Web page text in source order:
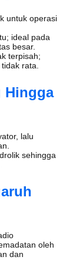
untuk operasi
ideal pada
besar.
terpisah;
rata.
Hingga
lalu
sehingga
oleh
dan